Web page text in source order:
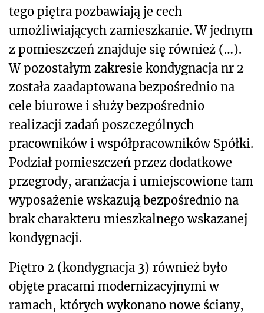
tego piętra pozbawiają je cech
umożliwiających zamieszkanie. W jednym
z pomieszczeń znajduje się również (…).
W pozostałym zakresie kondygnacja nr 2
została zaadaptowana bezpośrednio na
cele biurowe i służy bezpośrednio
realizacji zadań poszczególnych
pracowników i współpracowników Spółki.
Podział pomieszczeń przez dodatkowe
przegrody, aranżacja i umiejscowione tam
wyposażenie wskazują bezpośrednio na
brak charakteru mieszkalnego wskazanej
kondygnacji.
Piętro 2 (kondygnacja 3) również było
objęte pracami modernizacyjnymi w
ramach, których wykonano nowe ściany,